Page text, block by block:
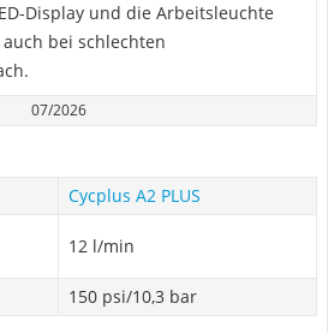
Display und die Arbeitsleuchte
bei schlechten
07/2026
Cycplus ‎A2 PLUS
12 l/min
150 psi/10,3 bar